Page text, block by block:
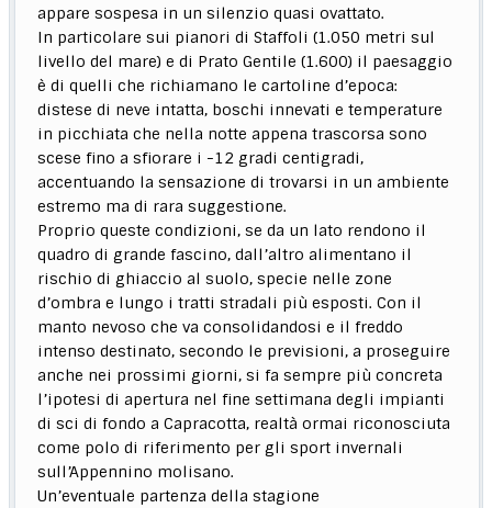
appare sospesa in un silenzio quasi ovattato.
In particolare sui pianori di Staffoli (1.050 metri sul
livello del mare) e di Prato Gentile (1.600) il paesaggio
è di quelli che richiamano le cartoline d’epoca:
distese di neve intatta, boschi innevati e temperature
in picchiata che nella notte appena trascorsa sono
scese fino a sfiorare i -12 gradi centigradi,
accentuando la sensazione di trovarsi in un ambiente
estremo ma di rara suggestione.
Proprio queste condizioni, se da un lato rendono il
quadro di grande fascino, dall’altro alimentano il
rischio di ghiaccio al suolo, specie nelle zone
d’ombra e lungo i tratti stradali più esposti. Con il
manto nevoso che va consolidandosi e il freddo
intenso destinato, secondo le previsioni, a proseguire
anche nei prossimi giorni, si fa sempre più concreta
l’ipotesi di apertura nel fine settimana degli impianti
di sci di fondo a Capracotta, realtà ormai riconosciuta
come polo di riferimento per gli sport invernali
sull’Appennino molisano.
Un’eventuale partenza della stagione